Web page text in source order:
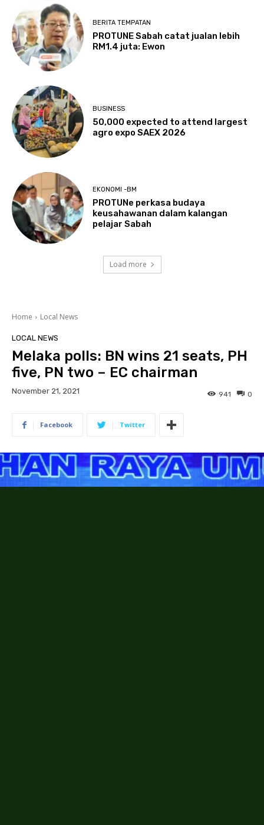
BERITA TEMPATAN
PROTUNE Sabah catat jualan lebih
RM1.4 juta: Ewon
BUSINESS
50,000 expected to attend largest
agro expo SAEX 2026
EKONOMI -BM
PROTUNe perkasa budaya
keusahawanan dalam kalangan
pelajar Sabah
Load more